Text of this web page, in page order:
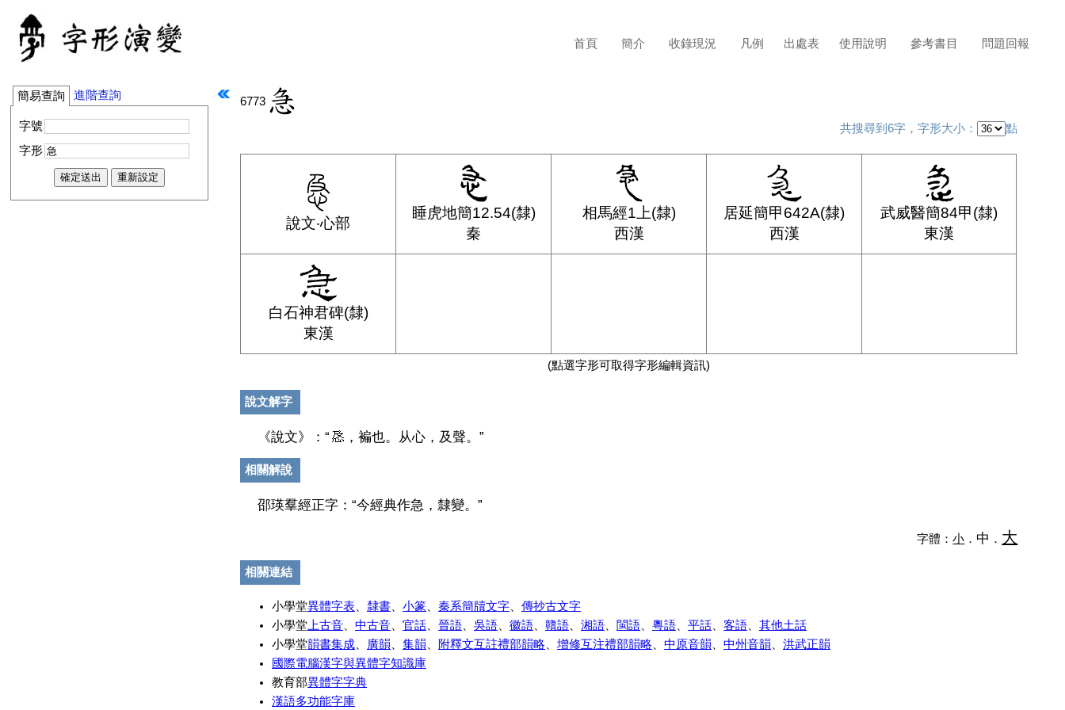
首頁 簡介 收錄現況 凡例 出處表 使用說明 參考書目 問題回報
簡易查詢 進階查詢
字號
字形
6773
共搜尋到6字，字形大小： 點
說文‧心部
睡虎地簡12.54(隸)
秦
相馬經1上(隸)
西漢
居延簡甲642A(隸)
西漢
武威醫簡84甲(隸)
東漢
白石神君碑(隸)
東漢
(點選字形可取得字形編輯資訊)
說文解字
《說文》：“ ，褊也。从心，及聲。”
相關解說
邵瑛羣經正字：“今經典作急，隸變。”
字體：小 ． 中 ． 大
相關連結
小學堂異體字表 隸書 小篆 秦系簡牘文字
傳抄古文字
小學堂 上古音 中古音 官話 晉語 吳語 徽語 贛語 湘語 閩語 粵語 平話 客語
其他土話
小學堂韻書集成 廣韻 集韻 附釋文互註禮部韻略 增修互注禮部韻略 中原音韻 中州音韻
洪武正韻
國際電腦漢字與異體字知識庫
教育部異體字字典
漢語多功能字庫